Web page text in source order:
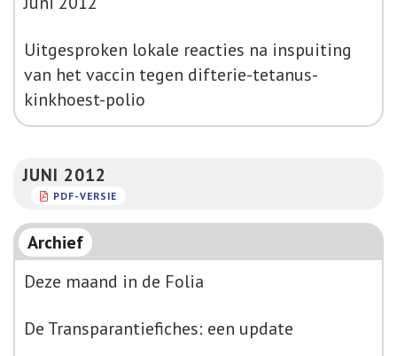
Uitgesproken lokale reacties na inspuiting
van het vaccin tegen difterie-tetanus-
kinkhoest-polio
JUNI 2012
PDF-VERSIE
Archief
Deze maand in de Folia
De Transparantiefiches: een update